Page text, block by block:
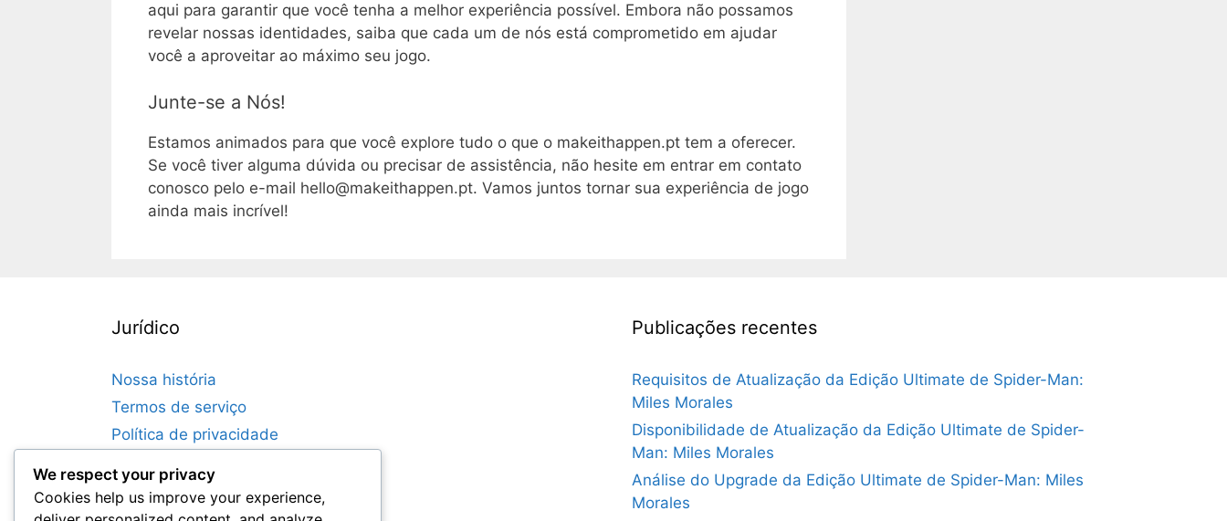
aqui para garantir que você tenha a melhor experiência possível. Embora não possamos
revelar nossas identidades, saiba que cada um de nós está comprometido em ajudar
você a aproveitar ao máximo seu jogo.
Junte-se a Nós!
Estamos animados para que você explore tudo o que o makeithappen.pt tem a oferecer.
Se você tiver alguma dúvida ou precisar de assistência, não hesite em entrar em contato
conosco pelo e-mail hello@makeithappen.pt. Vamos juntos tornar sua experiência de jogo
ainda mais incrível!
Jurídico
Nossa história
Termos de serviço
Política de privacidade
Política de cookies
Publicações recentes
Requisitos de Atualização da Edição Ultimate de Spider-Man:
Miles Morales
Disponibilidade de Atualização da Edição Ultimate de Spider-
Man: Miles Morales
Análise do Upgrade da Edição Ultimate de Spider-Man: Miles
Morales
We respect your privacy
Cookies help us improve your experience,